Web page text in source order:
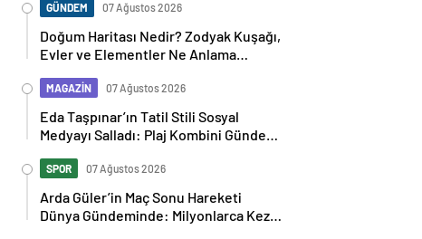
GÜNDEM 07 Ağustos 2026
Doğum Haritası Nedir? Zodyak Kuşağı,
Evler ve Elementler Ne Anlama
MAGAZİN 07 Ağustos 2026
Eda Taşpınar’ın Tatil Stili Sosyal
Medyayı Salladı: Plaj Kombini Gündem
SPOR 07 Ağustos 2026
Arda Güler’in Maç Sonu Hareketi
Dünya Gündeminde: Milyonlarca Kez